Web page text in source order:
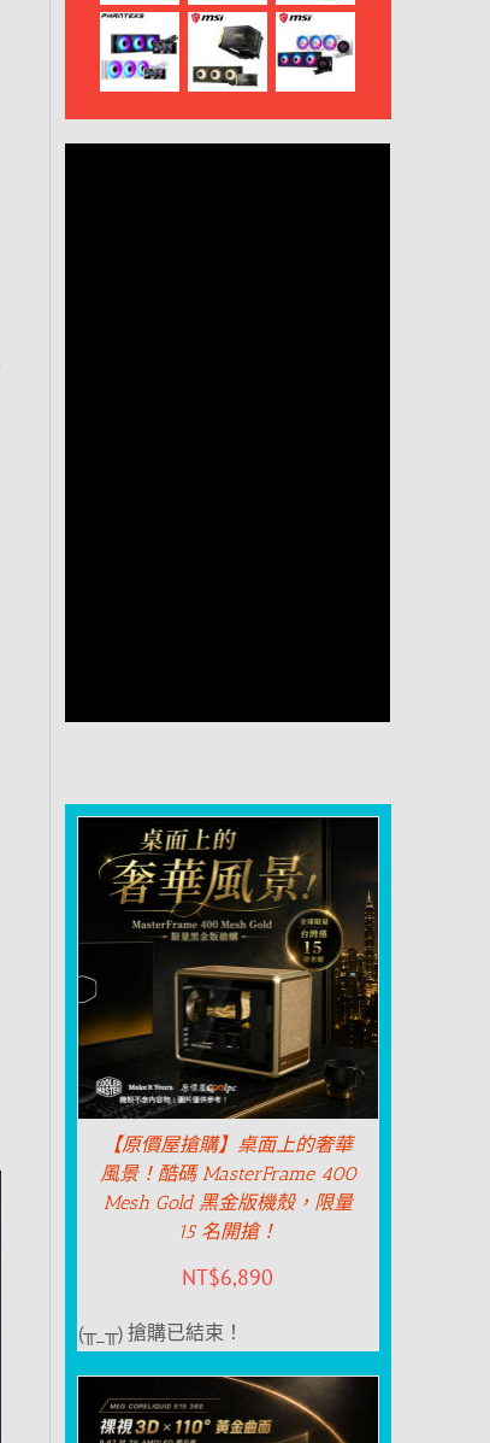
【原價屋搶購】桌面上的奢華
風景！酷碼 MasterFrame 400
Mesh Gold 黑金版機殼，限量
15 名開搶！
NT$6,890
(╥_╥) 搶購已結束！